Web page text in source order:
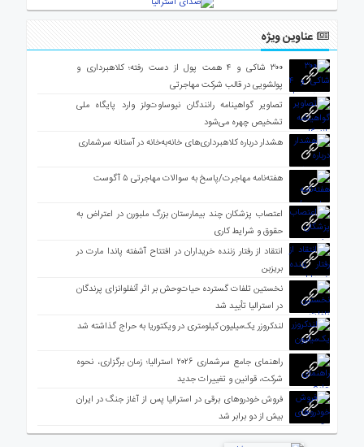
عناوین ویژه
۳۰۰ شاکی و ۴ همت پول از دست رفته؛ کلاهبرداری و
پولشویی در قالب شرکت مهاجرتی
تصاویر گواهینامه رانندگان نیوساوت‌ولز وارد پایگاه ملی
تشخیص چهره می‌شود
هشدار درباره کلاهبرداری‌های خانه‌به‌خانه در آستانه سرشماری
هفته‌نامه مهاجرت/پاسخ به سوالات مهاجرتی ۵ آگوست
اعتصاب پزشکان چند بیمارستان بزرگ ملبورن در اعتراض به
حقوق و شرایط کاری
انتقاد از رفتار زننده خریداران در افتتاح آشفته پاندا مارت در
بریزبن
نخستین تلفات گسترده حیات‌وحش بر اثر آنفلوانزای پرندگان
در استرالیا تأیید شد
لندکروزر یک‌میلیون کیلومتری در ویکتوریا به حراج گذاشته شد
راهنمای جامع سرشماری ۲۰۲۶ استرالیا؛ زمان برگزاری، نحوه
شرکت، قوانین و تغییرات جدید
فروش خودروهای برقی در استرالیا پس از آغاز جنگ در ایران
بیش از دو برابر شد